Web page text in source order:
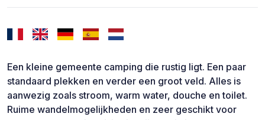
Een kleine gemeente camping die rustig ligt. Een paar
standaard plekken en verder een groot veld. Alles is
aanwezig zoals stroom, warm water, douche en toilet.
Ruime wandelmogelijkheden en zeer geschikt voor